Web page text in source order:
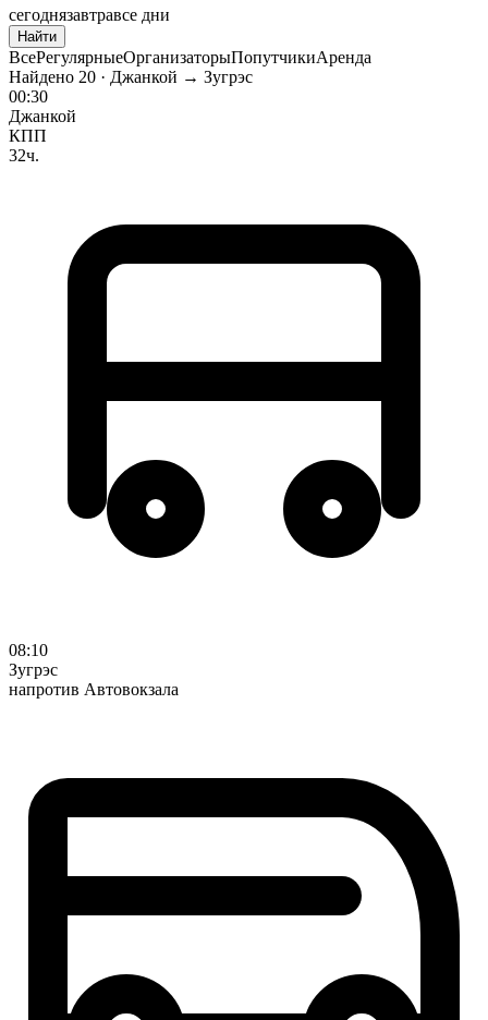
сегоднязавтравсе дни
Найти
ВсеРегулярныеОрганизаторыПопутчикиАренда
Найдено 20 · Джанкой → Зугрэс
00:30
Джанкой
КПП
32ч.
08:10
Зугрэс
напротив Автовокзала